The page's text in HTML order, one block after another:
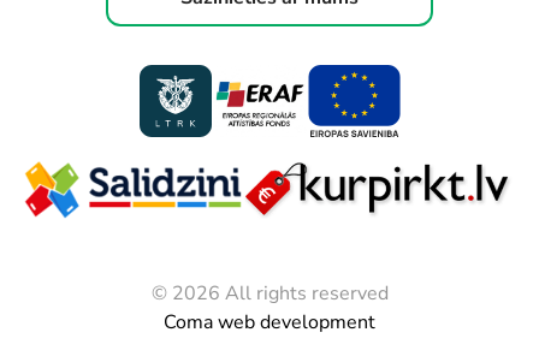
© 2026 All rights reserved
Coma web development